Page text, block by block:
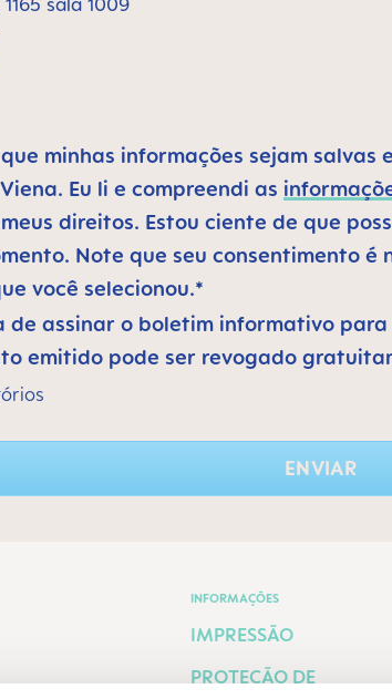
sala 1009
minhas informações sejam
Eu li e compreendi as
direitos. Estou ciente de que
Note que seu consentimento é
você selecionou.*
de assinar o boletim informativo
emitido pode ser revogado
ENVIAR
INFORMAÇÕES
IMPRESSÃO
PROTEÇÃO DE